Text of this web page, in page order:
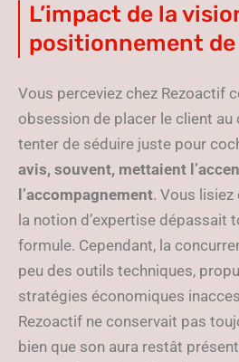
L’impact de la
positionnement de
Vous perceviez chez Rezoactif
obsession de placer le client au
tenter de séduire juste pour
avis, souvent, mettaient
l’accompagnement. Vous
la notion d’expertise dépassait
formule. Cependant, la
peu des outils techniques,
stratégies économiques
Rezoactif ne conservait pas
bien que son aura restât